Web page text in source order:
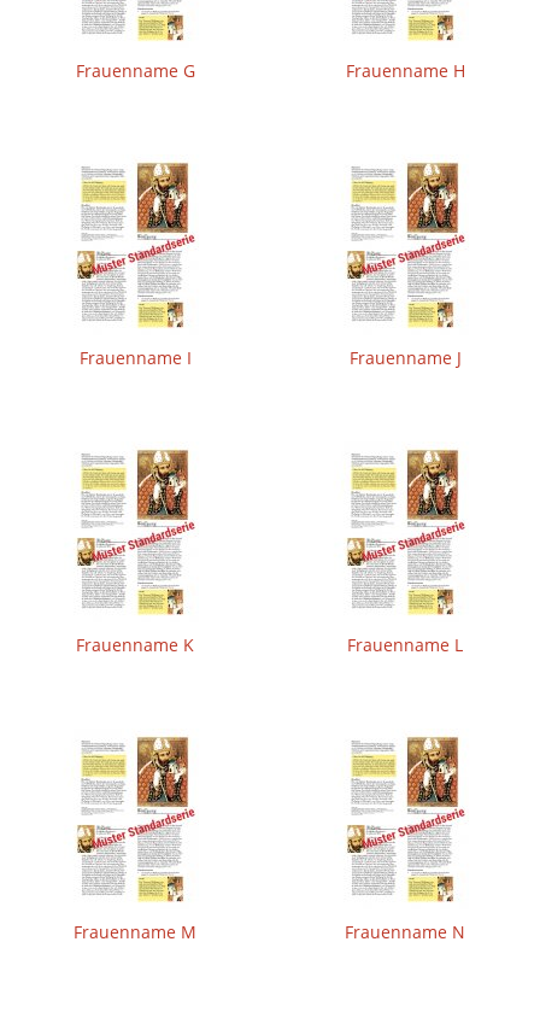
Frauenname G Frauenname H
Frauenname I Frauenname J
Frauenname K Frauenname L
Frauenname M Frauenname N